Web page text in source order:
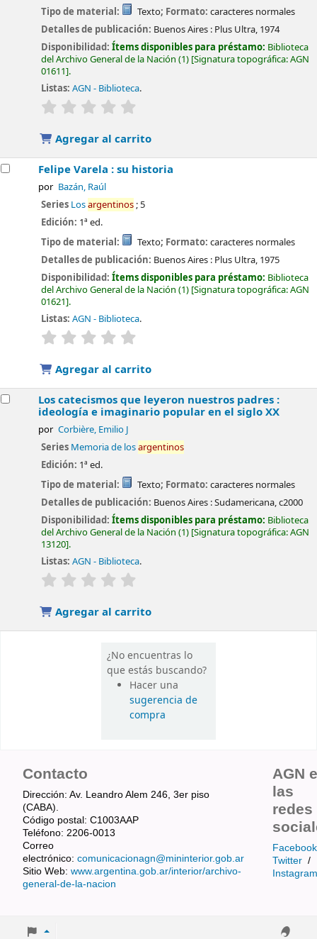
Tipo de material:
Texto; Formato: caracteres normales
Detalles de publicación: Buenos Aires : Plus Ultra, 1974
Disponibilidad:Ítems disponibles para préstamo: Biblioteca
del Archivo General de la Nación (1) Signatura topográfica:AGN
01611 .
Listas: AGN - Biblioteca.
valoración
Agregar al carrito
Felipe Varela : su historia
por Bazán, Raúl
Series Losargentinos; 5
Edición: 1ª ed.
Tipo de material:
Texto; Formato: caracteres normales
Detalles de publicación: Buenos Aires : Plus Ultra, 1975
Disponibilidad:Ítems disponibles para préstamo: Biblioteca
del Archivo General de la Nación (1) Signatura topográfica:AGN
01621 .
Listas: AGN - Biblioteca.
valoración
Agregar al carrito
Los catecismos que leyeron nuestros padres :
ideología e imaginario popular en el siglo XX
por Corbière, Emilio J
Series Memoria de losargentinos
Edición: 1ª ed.
Tipo de material:
Texto; Formato: caracteres normales
Detalles de publicación: Buenos Aires :Sudamericana,c2000
Disponibilidad:Ítems disponibles para préstamo: Biblioteca
del Archivo General de la Nación (1) Signatura topográfica:AGN
13120 .
Listas: AGN - Biblioteca.
valoración
Agregar al carrito
¿No encuentras lo
que estás buscando?
Hacer una
sugerencia de
compra
Contacto
Dirección: Av. Leandro Alem 246, 3er piso
(CABA).
Código postal: C1003AAP
Teléfono: 2206-0013
Correo
electrónico: comunicacionagn@mininterior.gob.ar
Sitio Web: www.argentina.gob.ar/interior/archivo-
general-de-la-nacion
AGN
las
redes
Facebook
Twitter /
Instagram